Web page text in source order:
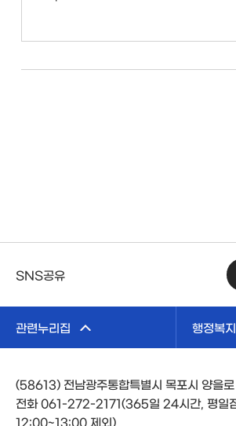
SNS공유
관련누리집 행정복
(58613) 전남광주통합특별시 목포시 양을
전화 061-272-2171(365일 24시간, 평일
12:00~13:00 제외)